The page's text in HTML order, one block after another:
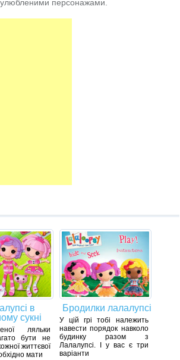
улюбленими персонажами.
в
сукні
ляльки
бути не
життєвої
мати
Бродилки лалалупсі
У цій грі тобі належить
навести порядок навколо
будинку разом з
Лалалупсі. І у вас є три
варіанти